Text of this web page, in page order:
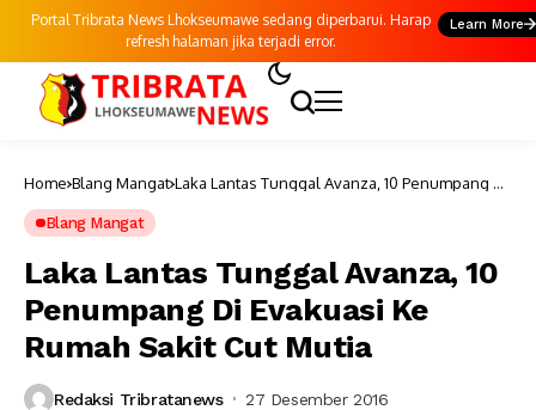
Portal Tribrata News Lhokseumawe sedang diperbarui. Harap
refresh halaman jika terjadi error.
Learn More
Home Blang Mangat Laka Lantas Tunggal Avanza, 10 Penumpang Di
Blang Mangat
Laka Lantas Tunggal Avanza, 10
Penumpang Di Evakuasi Ke
Rumah Sakit Cut Mutia
Redaksi Tribratanews
27 Desember 2016